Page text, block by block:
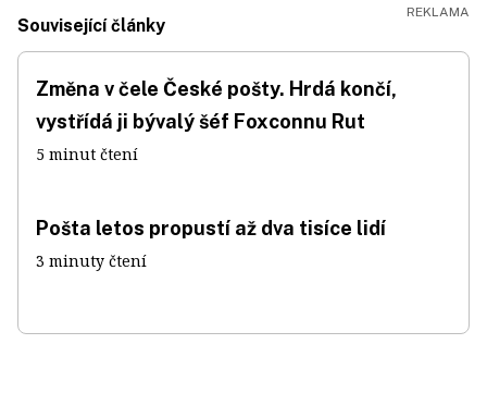
Související články
Změna v čele České pošty. Hrdá končí,
vystřídá ji bývalý šéf Foxconnu Rut
5 minut čtení
Pošta letos propustí až dva tisíce lidí
3 minuty čtení